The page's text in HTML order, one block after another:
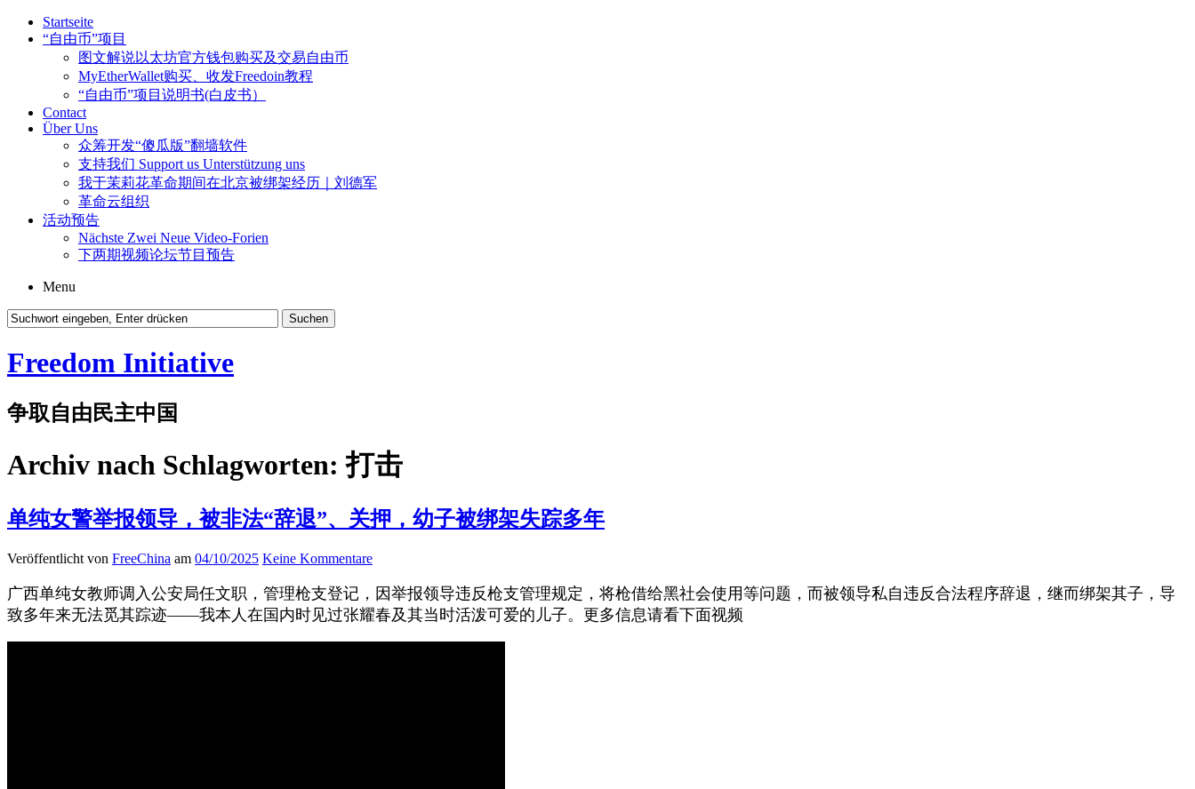
Startseite
“自由币”项目
图文解说以太坊官方钱包购买及交易自由币
MyEtherWallet购买、收发Freedoin教程
“自由币”项目说明书(白皮书）
Contact
Über Uns
众筹开发“傻瓜版”翻墙软件
支持我们 Support us Unterstützung uns
我于茉莉花革命期间在北京被绑架经历｜刘德军
革命云组织
活动预告
Nächste Zwei Neue Video-Forien
下两期视频论坛节目预告
Menu
Freedom Initiative
争取自由民主中国
Archiv nach Schlagworten:打击
单纯女警举报领导，被非法“辞退”、关押，幼子被绑架失踪多年
Veröffentlicht von FreeChina am 04/10/2025 Keine Kommentare
广西单纯女教师调入公安局任文职，管理枪支登记，因举报领导违反枪支管理规定，将枪借给黑社会使用等问题，而被领导私自违反合法程序辞退，继而绑架其子，导
致多年来无法觅其踪迹——我本人在国内时见过张耀春及其当时活泼可爱的儿子。更多信息请看下面视频